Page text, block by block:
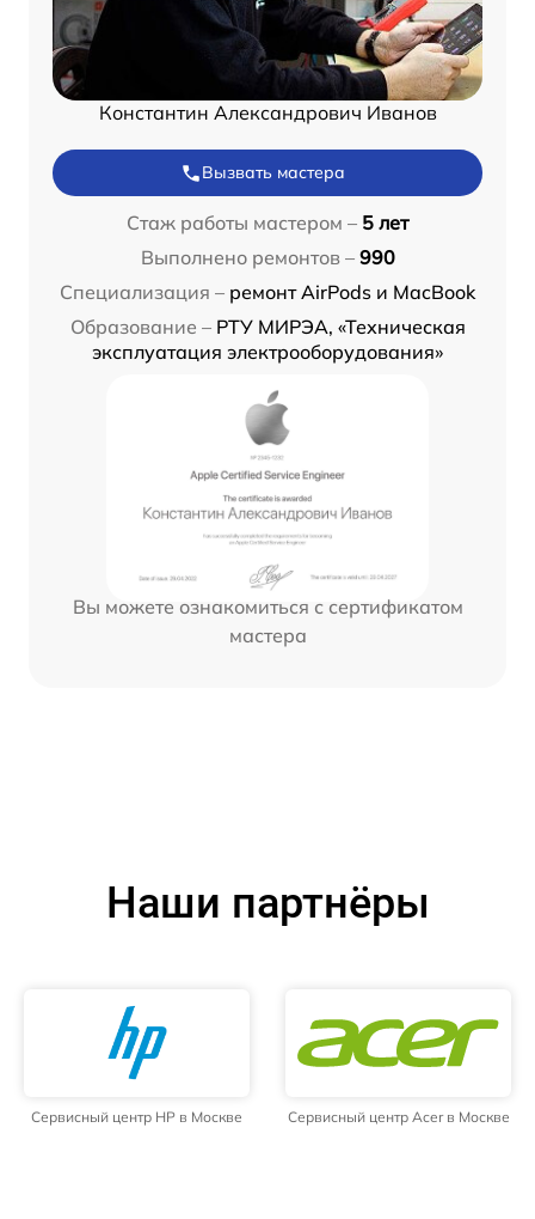
Константин Александрович Иванов
Вызвать мастера
Стаж работы мастером – 5 лет
Выполнено ремонтов – 990
Специализация – ремонт AirPods и MacBook
Образование – РТУ МИРЭА, «Техническая
эксплуатация электрооборудования»
Вы можете ознакомиться с сертификатом
мастера
Наши партнёры
Сервисный центр HP в Москве Сервисный центр Acer в Москве